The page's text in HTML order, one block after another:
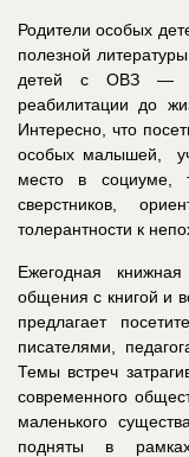
Родители особых
полезной
детей с ОВЗ — от
реабилитации до
Интересно, что
особых малышей,
место в социуме,
сверстников,
толерантности к
Ежегодная
общения с книгой и
предлагает
писателями,
Темы встреч
современного
маленького
подняты в